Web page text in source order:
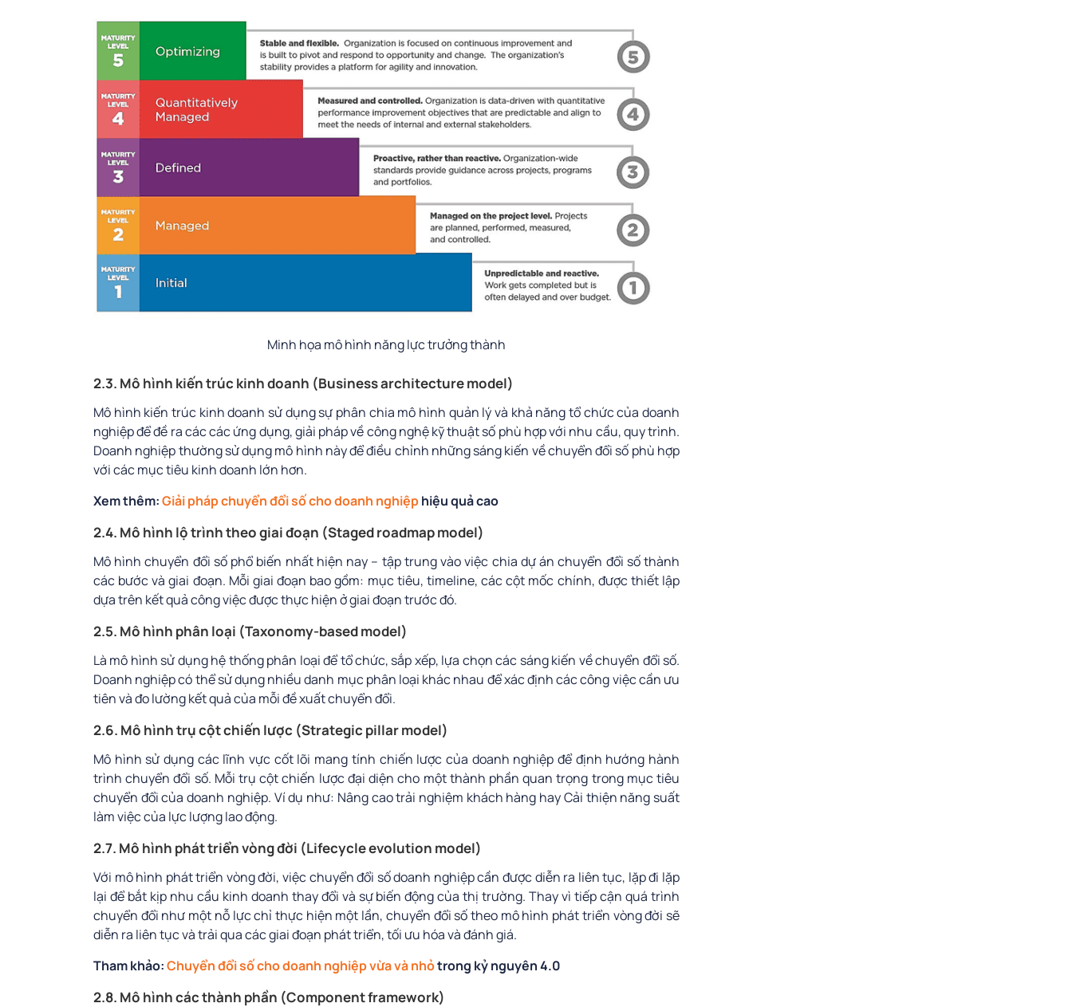
Minh họa mô hình năng lực trưởng thành
2.3. Mô hình kiến trúc kinh doanh (Business architecture model)
Mô hình kiến trúc kinh doanh sử dụng sự phân chia mô hình quản lý và khả năng tổ chức của doanh
nghiệp để đề ra các các ứng dụng, giải pháp về công nghệ kỹ thuật số phù hợp với nhu cầu, quy trình.
Doanh nghiệp thường sử dụng mô hình này để điều chỉnh những sáng kiến về chuyển đổi số phù hợp
với các mục tiêu kinh doanh lớn hơn.
Xem thêm:Giải pháp chuyển đổi số cho doanh nghiệphiệu quả cao
2.4. Mô hình lộ trình theo giai đoạn (Staged roadmap model)
Mô hình chuyển đổi số phổ biến nhất hiện nay – tập trung vào việc chia dự án chuyển đổi số thành
các bước và giai đoạn. Mỗi giai đoạn bao gồm: mục tiêu, timeline, các cột mốc chính, được thiết lập
dựa trên kết quả công việc được thực hiện ở giai đoạn trước đó.
2.5. Mô hình phân loại (Taxonomy-based model)
Là mô hình sử dụng hệ thống phân loại để tổ chức, sắp xếp, lựa chọn các sáng kiến về chuyển đổi số.
Doanh nghiệp có thể sử dụng nhiều danh mục phân loại khác nhau để xác định các công việc cần ưu
tiên và đo lường kết quả của mỗi đề xuất chuyển đổi.
2.6. Mô hình trụ cột chiến lược (Strategic pillar model)
Mô hình sử dụng các lĩnh vực cốt lõi mang tính chiến lược của doanh nghiệp để định hướng hành
trình chuyển đổi số. Mỗi trụ cột chiến lược đại diện cho một thành phần quan trọng trong mục tiêu
chuyển đổi của doanh nghiệp. Ví dụ như: Nâng cao trải nghiệm khách hàng hay Cải thiện năng suất
làm việc của lực lượng lao động.
2.7. Mô hình phát triển vòng đời (Lifecycle evolution model)
Với mô hình phát triển vòng đời, việc chuyển đổi số doanh nghiệp cần được diễn ra liên tục, lặp đi lặp
lại để bắt kịp nhu cầu kinh doanh thay đổi và sự biến động của thị trường. Thay vì tiếp cận quá trình
chuyển đổi như một nỗ lực chỉ thực hiện một lần, chuyển đổi số theo mô hình phát triển vòng đời sẽ
diễn ra liên tục và trải qua các giai đoạn phát triển, tối ưu hóa và đánh giá.
Tham khảo:Chuyển đổi số cho doanh nghiệp vừa và nhỏtrong kỷ nguyên 4.0
2.8. Mô hình các thành phần (Component framework)